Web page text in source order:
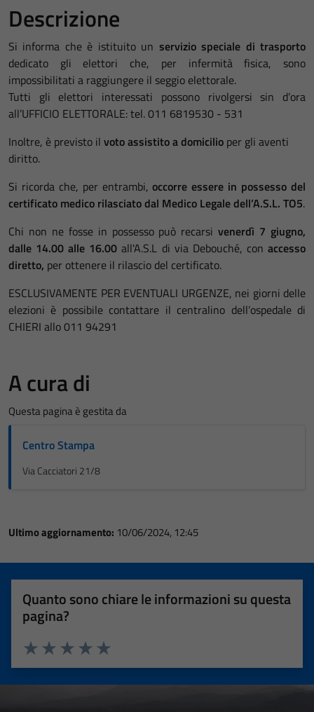
Descrizione
Si informa che è istituito un servizio speciale di trasporto
dedicato gli elettori che, per infermità fisica, sono
impossibilitati a raggiungere il seggio elettorale.
Tutti gli elettori interessati possono rivolgersi sin d’ora
all’UFFICIO ELETTORALE: tel. 011 6819530 - 531
Inoltre, è previsto il voto assistito a domicilio per gli aventi
diritto.
Si ricorda che, per entrambi,occorre essere in possesso del
certificato medico rilasciato dal Medico Legale dell’A.S.L. TO5.
Chi non ne fosse in possesso può recarsivenerdì 7 giugno,
dalle 14.00 alle 16.00 all'A.S.L di via Debouché, conaccesso
diretto, per ottenere il rilascio del certificato.
ESCLUSIVAMENTE PER EVENTUALI URGENZE, nei giorni delle
elezioni è possibile contattare il centralino dell’ospedale di
CHIERI allo 011 94291
A cura di
Questa pagina è gestita da
Centro Stampa
Via Cacciatori 21/8
Ultimo aggiornamento: 10/06/2024, 12:45
Quanto sono chiare le informazioni su questa
pagina?
Valuta 5 stelle su 5
Valuta 4 stelle su 5
Valuta 3 stelle su 5
Valuta 2 stelle su 5
Valuta 1 stelle su 5